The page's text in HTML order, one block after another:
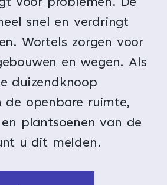
voor problemen. De
snel en verdringt
Wortels zorgen voor
en wegen. Als
duizendknoop
de openbare ruimte,
plantsoenen van de
u dit melden.